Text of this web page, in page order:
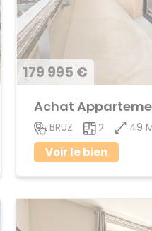
179 995 €
Achat
BRUZ 2 49
Voir le bien